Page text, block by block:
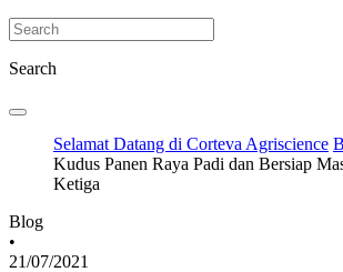
Search
Selamat Datang di Corteva Agriscience
Kudus Panen Raya Padi dan Bersiap
Ketiga
Blog
•
21/07/2021